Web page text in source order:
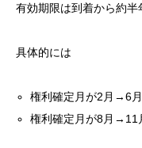
有効期限は到着から約半
具体的には
権利確定月が2月→6
権利確定月が8月